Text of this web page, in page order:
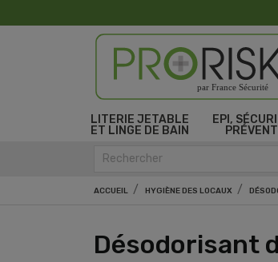
par France Sécurité
LITERIE JETABLE
ET LINGE DE BAIN
EPI,
ACCUEIL HYGIÈNE DES LOCAUX
Désodorisant